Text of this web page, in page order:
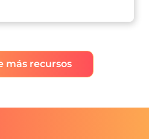
más recursos